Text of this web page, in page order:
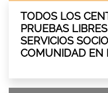
TODOS LOS
PRUEBAS
SERVICIOS
COMUNIDAD EN